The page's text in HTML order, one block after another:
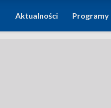
Aktualności Programy